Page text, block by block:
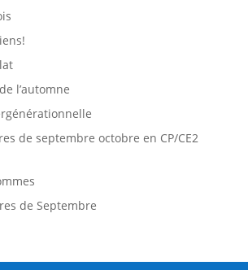
l’automne
de septembre octobre en CP/CE2
de Septembre